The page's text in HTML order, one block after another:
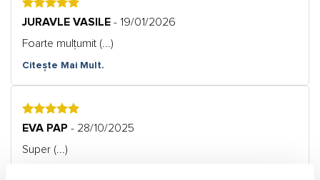
5
JURAVLE VASILE - 19/01/2026
Foarte mulțumit (...)
Citește Mai Mult.
5EVA PAP - 28/10/2025
Super (...)